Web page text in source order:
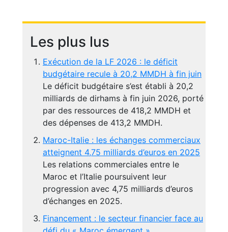
Les plus lus
Exécution de la LF 2026 : le déficit
budgétaire recule à 20,2 MMDH à fin juin
Le déficit budgétaire s’est établi à 20,2
milliards de dirhams à fin juin 2026, porté
par des ressources de 418,2 MMDH et
des dépenses de 413,2 MMDH.
Maroc-Italie : les échanges commerciaux
atteignent 4,75 milliards d’euros en 2025
Les relations commerciales entre le
Maroc et l’Italie poursuivent leur
progression avec 4,75 milliards d’euros
d’échanges en 2025.
Financement : le secteur financier face au